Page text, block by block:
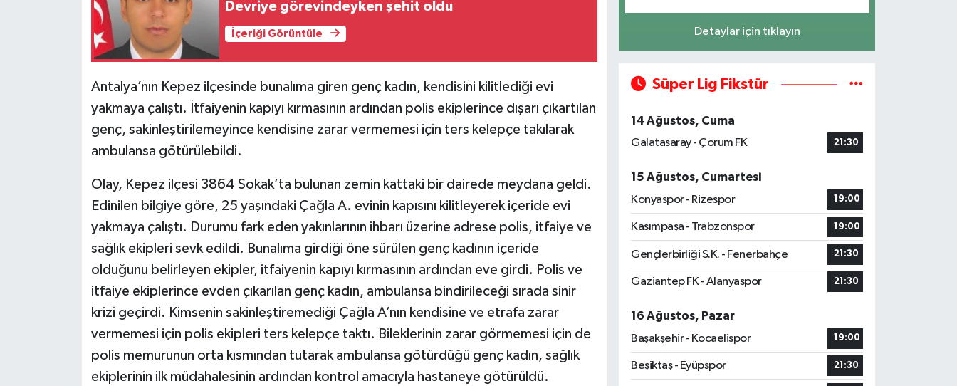
Devriye görevindeyken şehit oldu
İçeriği Görüntüle
Antalya’nın Kepez ilçesinde bunalıma giren genç kadın, kendisini kilitlediği evi
yakmaya çalıştı. İtfaiyenin kapıyı kırmasının ardından polis ekiplerince dışarı çıkartılan
genç, sakinleştirilemeyince kendisine zarar vermemesi için ters kelepçe takılarak
ambulansa götürülebildi.
Olay, Kepez ilçesi 3864 Sokak’ta bulunan zemin kattaki bir dairede meydana geldi.
Edinilen bilgiye göre, 25 yaşındaki Çağla A. evinin kapısını kilitleyerek içeride evi
yakmaya çalıştı. Durumu fark eden yakınlarının ihbarı üzerine adrese polis, itfaiye ve
sağlık ekipleri sevk edildi. Bunalıma girdiği öne sürülen genç kadının içeride
olduğunu belirleyen ekipler, itfaiyenin kapıyı kırmasının ardından eve girdi. Polis ve
itfaiye ekiplerince evden çıkarılan genç kadın, ambulansa bindirileceği sırada sinir
krizi geçirdi. Kimsenin sakinleştiremediği Çağla A’nın kendisine ve etrafa zarar
vermemesi için polis ekipleri ters kelepçe taktı. Bileklerinin zarar görmemesi için de
polis memurunun orta kısmından tutarak ambulansa götürdüğü genç kadın, sağlık
ekiplerinin ilk müdahalesinin ardından kontrol amacıyla hastaneye götürüldü.
Detaylar için tıklayın
Süper Lig Fikstür
14 Ağustos, Cuma
Galatasaray - Çorum FK
21:30
15 Ağustos, Cumartesi
Konyaspor - Rizespor
19:00
Kasımpaşa - Trabzonspor 19:00
Gençlerbirliği S.K. - Fenerbahçe 21:30
Gaziantep FK - Alanyaspor 21:30
16 Ağustos, Pazar
Başakşehir - Kocaelispor
19:00
Beşiktaş - Eyüpspor 21:30